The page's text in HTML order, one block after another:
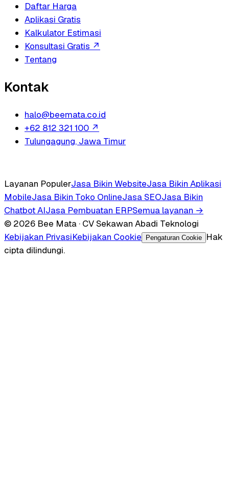
Daftar Harga
Aplikasi Gratis
Kalkulator Estimasi
Konsultasi Gratis ↗
Tentang
Kontak
halo@beemata.co.id
+62 812 321 100 ↗
Tulungagung, Jawa Timur
Layanan PopulerJasa Bikin WebsiteJasa Bikin Aplikasi
MobileJasa Bikin Toko OnlineJasa SEOJasa Bikin
Chatbot AIJasa Pembuatan ERPSemua layanan →
© 2026 Bee Mata · CV Sekawan Abadi Teknologi
Kebijakan PrivasiKebijakan Cookie Pengaturan Cookie
Hak
cipta dilindungi.